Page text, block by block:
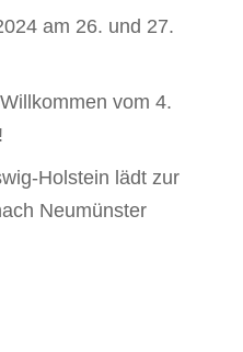
am 26. und 27.
vom 4.
Holstein lädt zur
Neumünster